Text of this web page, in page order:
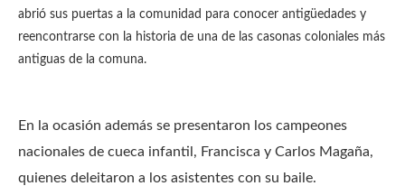
abrió sus puertas a la comunidad para conocer antigüedades y
reencontrarse con la historia de una de las casonas coloniales más
antiguas de la comuna.
En la ocasión además se presentaron los campeones
nacionales de cueca infantil, Francisca y Carlos Magaña,
quienes deleitaron a los asistentes con su baile.